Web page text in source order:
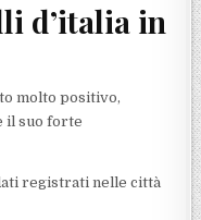
d’italia in
molto positivo,
il suo forte
registrati nelle città